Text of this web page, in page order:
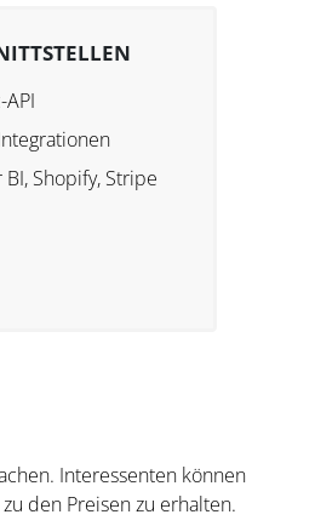
BI, Shopify, Stripe
Interessenten können
den Preisen zu erhalten.